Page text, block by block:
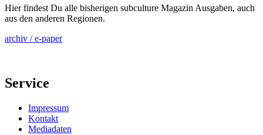
Hier findest Du alle bisherigen subculture Magazin Ausgaben, auch
aus den anderen Regionen.
archiv / e-paper
Service
Impressum
Kontakt
Mediadaten